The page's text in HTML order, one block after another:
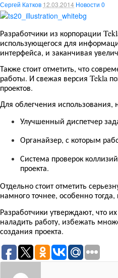
Сергей Катков 12.03.2014 Новости 0
Разработчики из корпорации
использующегося для
интерфейса, и заканчивая
Также стоит отметить, что
работы. И свежая версия Tekla
проектов.
Для облегчения использования,
Улучшенный диспетчер
Органайзер, с которым
Система проверок
проекта.
Отдельно стоит отметить
намного точнее, особенно тогда,
Разработчики утверждают, что
наладить работу, избежать
создания проекта.